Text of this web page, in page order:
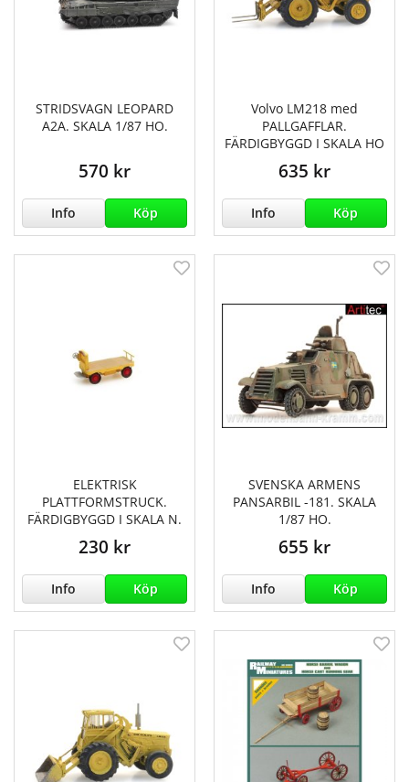
STRIDSVAGN LEOPARD
A2A. SKALA 1/87 HO.
570 kr
Info Köp
Volvo LM218 med
PALLGAFFLAR.
FÄRDIGBYGGD I SKALA HO
635 kr
Info Köp
ELEKTRISK
PLATTFORMSTRUCK.
FÄRDIGBYGGD I SKALA N.
230 kr
Info Köp
SVENSKA ARMENS
PANSARBIL -181. SKALA
1/87 HO.
655 kr
Info Köp